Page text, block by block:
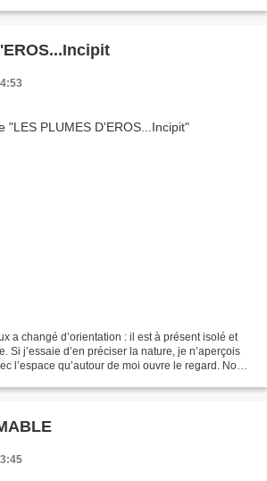
a changé d’orientation : il est à présent isolé et
Si j’essaie d’en préciser la nature, je n’aperçois
l’espace qu’autour de moi ouvre le regard. Non,